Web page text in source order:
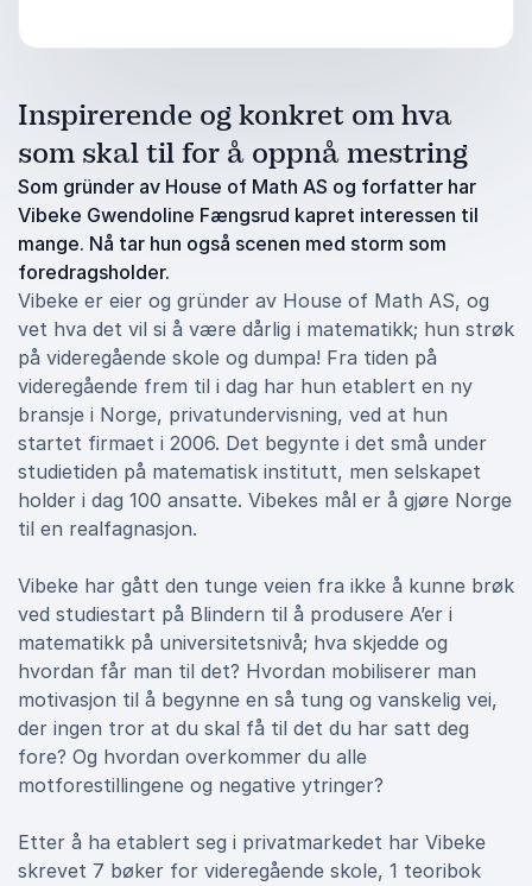
Inspirerende og konkret om hva
som skal til for å oppnå mestring
Som gründer av House of Math AS og forfatter har
Vibeke Gwendoline Fængsrud kapret interessen til
mange. Nå tar hun også scenen med storm som
foredragsholder.
Vibeke er eier og gründer av House of Math AS, og
vet hva det vil si å være dårlig i matematikk; hun strøk
på videregående skole og dumpa! Fra tiden på
videregående frem til i dag har hun etablert en ny
bransje i Norge, privatundervisning, ved at hun
startet firmaet i 2006. Det begynte i det små under
studietiden på matematisk institutt, men selskapet
holder i dag 100 ansatte. Vibekes mål er å gjøre Norge
til en realfagnasjon.
Vibeke har gått den tunge veien fra ikke å kunne brøk
ved studiestart på Blindern til å produsere A’er i
matematikk på universitetsnivå; hva skjedde og
hvordan får man til det? Hvordan mobiliserer man
motivasjon til å begynne en så tung og vanskelig vei,
der ingen tror at du skal få til det du har satt deg
fore? Og hvordan overkommer du alle
motforestillingene og negative ytringer?
Etter å ha etablert seg i privatmarkedet har Vibeke
skrevet 7 bøker for videregående skole, 1 teoribok